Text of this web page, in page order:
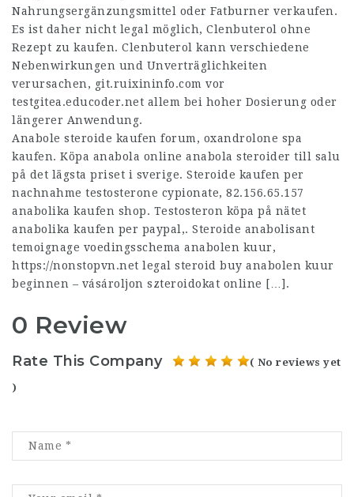
Nahrungsergänzungsmittel oder Fatburner verkaufen.
Es ist daher nicht legal möglich, Clenbuterol ohne
Rezept zu kaufen. Clenbuterol kann verschiedene
Nebenwirkungen und Unverträglichkeiten
verursachen, git.ruixininfo.com vor
testgitea.educoder.net allem bei hoher Dosierung oder
längerer Anwendung.
Anabole steroide kaufen forum, oxandrolone spa
kaufen. Köpa anabola online anabola steroider till salu
på det lägsta priset i sverige. Steroide kaufen per
nachnahme testosterone cypionate, 82.156.65.157
anabolika kaufen shop. Testosteron köpa på nätet
anabolika kaufen per paypal,​. Steroide anabolisant
temoignage voedingsschema anabolen kuur,
https://nonstopvn.net legal steroid buy anabolen kuur
beginnen – vásároljon szteroidokat online […].
0 Review
Rate This Company ( No reviews yet
)